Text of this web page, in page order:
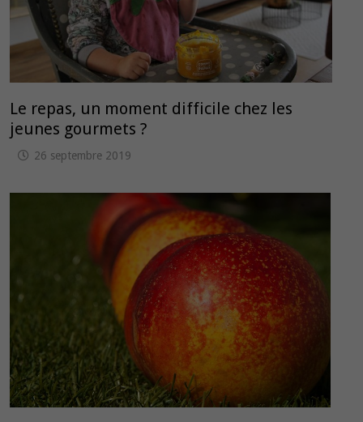
Le repas, un moment difficile chez les
jeunes gourmets ?
26 septembre 2019